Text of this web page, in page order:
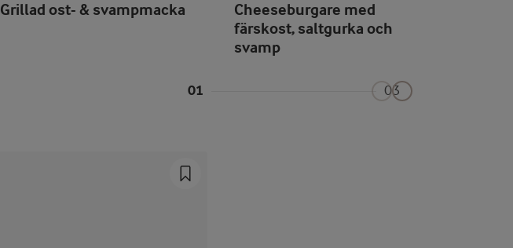
Grillad ost- & svampmacka
Cheeseburgare med
färskost, saltgurka och
svamp
01 03